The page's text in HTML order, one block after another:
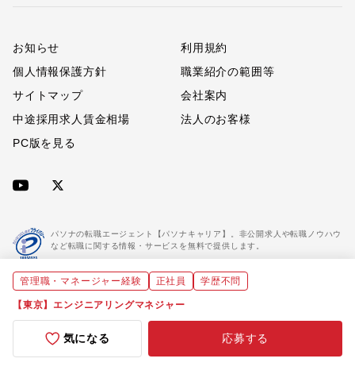
お知らせ
利用規約
個人情報保護方針
職業紹介の範囲等
サイトマップ
会社案内
中途採用求人賃金相場
法人のお客様
PC版を見る
パソナの転職エージェント【パソナキャリア】。非公開求人や転職ノウハウ
など転職に関する情報・サービスを無料で提供します。
「パソナキャリア」は職業紹介優良事業者に認定されています。
管理職・マネージャー経験 正社員 学歴不問
【東京】エンジニアリングマネジャー
気になる 応募する